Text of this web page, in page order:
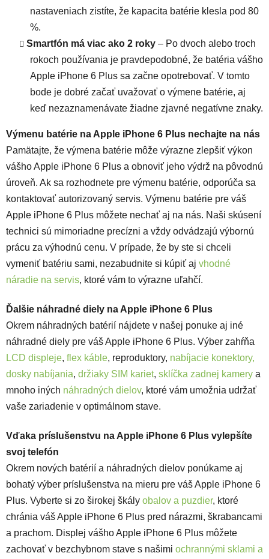
nastaveniach zistíte, že kapacita batérie klesla pod 80
%.
Smartfón má viac ako 2 roky – Po dvoch alebo troch
rokoch používania je pravdepodobné, že batéria vášho
Apple iPhone 6 Plus sa začne opotrebovať. V tomto
bode je dobré začať uvažovať o výmene batérie, aj
keď nezaznamenávate žiadne zjavné negatívne znaky.
Výmenu batérie na Apple iPhone 6 Plus nechajte na nás
Pamätajte, že výmena batérie môže výrazne zlepšiť výkon
vášho Apple iPhone 6 Plus a obnoviť jeho výdrž na pôvodnú
úroveň. Ak sa rozhodnete pre výmenu batérie, odporúča sa
kontaktovať autorizovaný servis. Výmenu batérie pre váš
Apple iPhone 6 Plus môžete nechať aj na nás. Naši skúsení
technici sú mimoriadne precízni a vždy odvádzajú výbornú
prácu za výhodnú cenu. V prípade, že by ste si chceli
vymeniť batériu sami, nezabudnite si kúpiť aj vhodné
náradie na servis, ktoré vám to výrazne uľahčí.
Ďalšie náhradné diely na Apple iPhone 6 Plus
Okrem náhradných batérií nájdete v našej ponuke aj iné
náhradné diely pre váš Apple iPhone 6 Plus. Výber zahŕňa
LCD displeje, flex káble, reproduktory, nabíjacie konektory,
dosky nabíjania, držiaky SIM kariet, sklíčka zadnej kamery a
mnoho iných náhradných dielov, ktoré vám umožnia udržať
vaše zariadenie v optimálnom stave.
Vďaka príslušenstvu na Apple iPhone 6 Plus vylepšíte
svoj telefón
Okrem nových batérií a náhradných dielov ponúkame aj
bohatý výber príslušenstva na mieru pre váš Apple iPhone 6
Plus. Vyberte si zo širokej škály obalov a puzdier, ktoré
chránia váš Apple iPhone 6 Plus pred nárazmi, škrabancami
a prachom. Displej vášho Apple iPhone 6 Plus môžete
zachovať v bezchybnom stave s našimi ochrannými sklami a